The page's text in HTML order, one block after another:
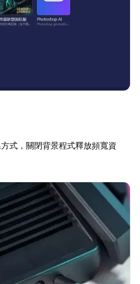
式，關閉背景程式釋放頻寬資